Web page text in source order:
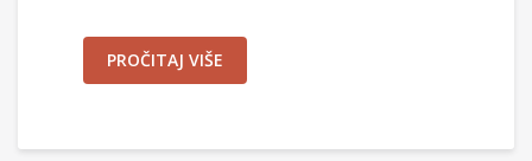
PROČITAJ VIŠE